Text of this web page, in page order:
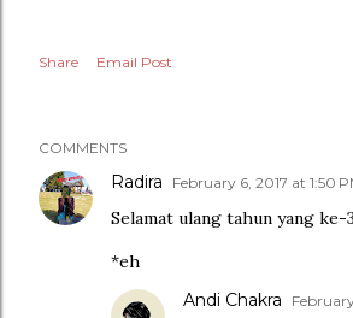
Share Email Post
COMMENTS
Radira February 6, 2017 at 1:50
Selamat ulang tahun yang ke-
*eh
Andi Chakra